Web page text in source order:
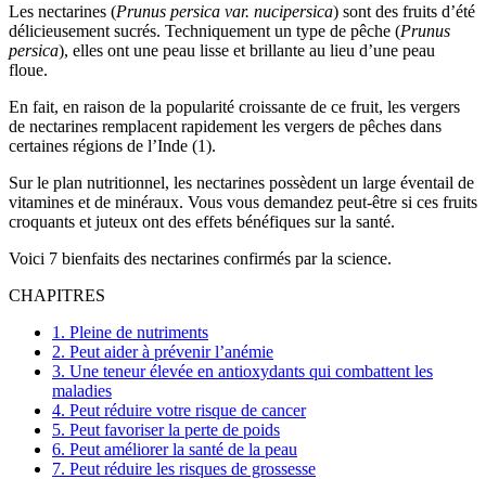
Les nectarines (Prunus persica var. nucipersica) sont des fruits d’été
délicieusement sucrés. Techniquement un type de pêche (Prunus
persica), elles ont une peau lisse et brillante au lieu d’une peau
floue.
En fait, en raison de la popularité croissante de ce fruit, les vergers
de nectarines remplacent rapidement les vergers de pêches dans
certaines régions de l’Inde (1).
Sur le plan nutritionnel, les nectarines possèdent un large éventail de
vitamines et de minéraux. Vous vous demandez peut-être si ces fruits
croquants et juteux ont des effets bénéfiques sur la santé.
Voici 7 bienfaits des nectarines confirmés par la science.
CHAPITRES
1. Pleine de nutriments
2. Peut aider à prévenir l’anémie
3. Une teneur élevée en antioxydants qui combattent les
maladies
4. Peut réduire votre risque de cancer
5. Peut favoriser la perte de poids
6. Peut améliorer la santé de la peau
7. Peut réduire les risques de grossesse